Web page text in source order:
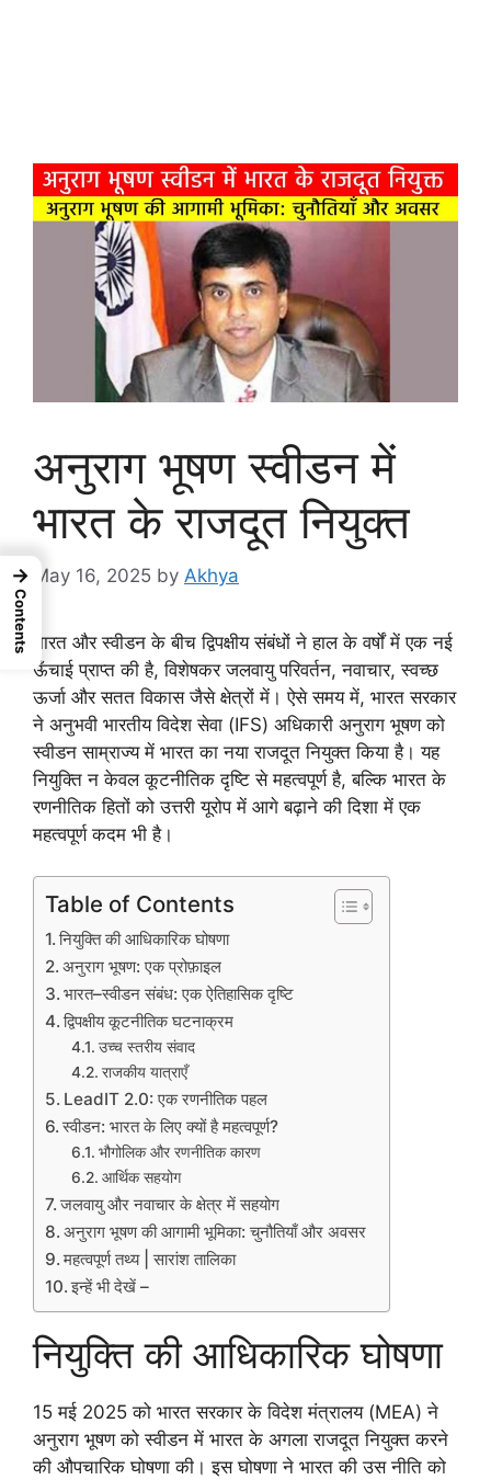
अनुराग भूषण स्वीडन में
भारत के राजदूत नियुक्त
May 16, 2025 by Akhya
भारत और स्वीडन के बीच द्विपक्षीय संबंधों ने हाल के वर्षों में एक नई
ऊँचाई प्राप्त की है, विशेषकर जलवायु परिवर्तन, नवाचार, स्वच्छ
ऊर्जा और सतत विकास जैसे क्षेत्रों में। ऐसे समय में, भारत सरकार
ने अनुभवी भारतीय विदेश सेवा (IFS) अधिकारी अनुराग भूषण को
स्वीडन साम्राज्य में भारत का नया राजदूत नियुक्त किया है। यह
नियुक्ति न केवल कूटनीतिक दृष्टि से महत्वपूर्ण है, बल्कि भारत के
रणनीतिक हितों को उत्तरी यूरोप में आगे बढ़ाने की दिशा में एक
महत्वपूर्ण कदम भी है।
Table of Contents
नियुक्ति की आधिकारिक घोषणा
अनुराग भूषण: एक प्रोफ़ाइल
भारत–स्वीडन संबंध: एक ऐतिहासिक दृष्टि
द्विपक्षीय कूटनीतिक घटनाक्रम
उच्च स्तरीय संवाद
राजकीय यात्राएँ
LeadIT 2.0: एक रणनीतिक पहल
स्वीडन: भारत के लिए क्यों है महत्वपूर्ण?
भौगोलिक और रणनीतिक कारण
आर्थिक सहयोग
जलवायु और नवाचार के क्षेत्र में सहयोग
अनुराग भूषण की आगामी भूमिका: चुनौतियाँ और अवसर
महत्वपूर्ण तथ्य | सारांश तालिका
इन्हें भी देखें –
नियुक्ति की आधिकारिक घोषणा
15 मई 2025 को भारत सरकार के विदेश मंत्रालय (MEA) ने
अनुराग भूषण को स्वीडन में भारत के अगला राजदूत नियुक्त करने
की औपचारिक घोषणा की। इस घोषणा ने भारत की उस नीति को
→
Contents